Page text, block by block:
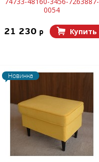
0054
21 230 p Купить
Новинка